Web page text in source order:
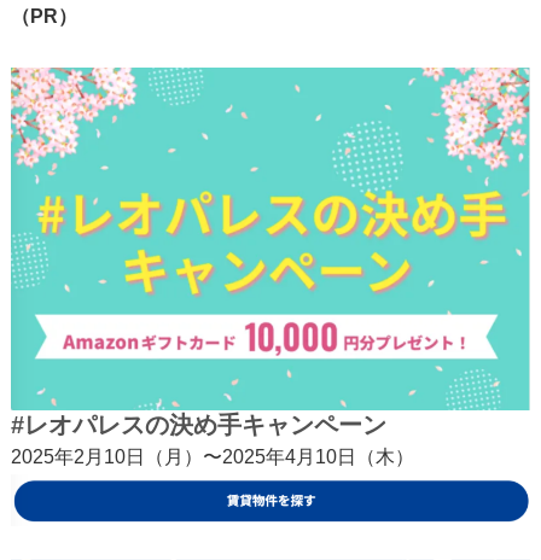
（PR）
#レオパレスの決め手キャンペーン
2025年2月10日（月）〜2025年4月10日（木）